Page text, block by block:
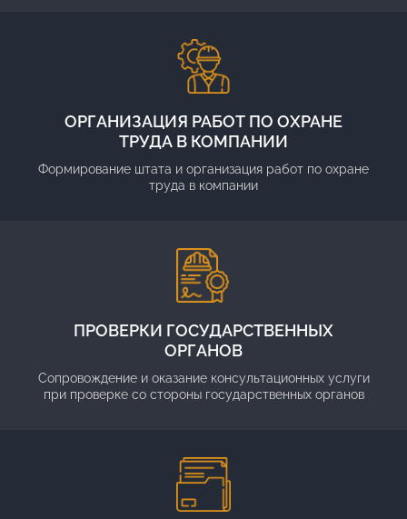
ОРГАНИЗАЦИЯ РАБОТ ПО ОХРАНЕ
ТРУДА В КОМПАНИИ
Формирование штата и организация работ по охране
труда в компании
ПРОВЕРКИ ГОСУДАРСТВЕННЫХ
ОРГАНОВ
Сопровождение и оказание консультационных услуги
при проверке со стороны государственных органов